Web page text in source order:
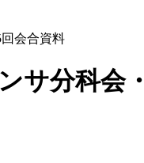
会合資料
サ分科会